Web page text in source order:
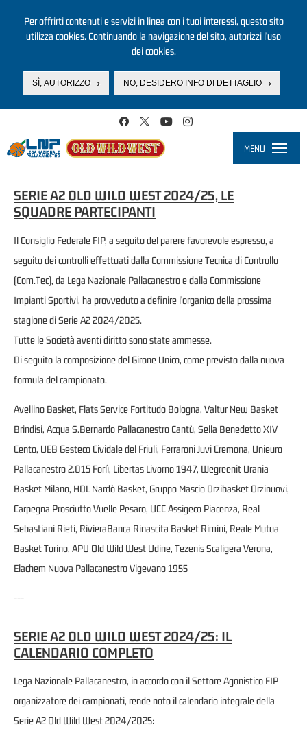
Per offrirti contenuti e servizi in linea con i tuoi interessi, questo sito
utilizza cookies. Continuando la navigazione del sito, autorizzi l’uso
dei cookies.
SÌ, AUTORIZZO NO, DESIDERO INFO DI DETTAGLIO
MENU
SERIE A2 OLD WILD WEST 2024/25, LE
SQUADRE PARTECIPANTI
Il Consiglio Federale FIP, a seguito del parere favorevole espresso, a
seguito dei controlli effettuati dalla Commissione Tecnica di Controllo
(Com.Tec), da Lega Nazionale Pallacanestro e dalla Commissione
Impianti Sportivi, ha provveduto a definire l'organico della prossima
stagione di Serie A2 2024/2025.
Tutte le Società aventi diritto sono state ammesse.
Di seguito la composizione del Girone Unico, come previsto dalla nuova
formula del campionato.
Avellino Basket, Flats Service ​Fortitudo Bologna, Valtur New Basket
Brindisi, Acqua S.Bernardo Pallacanestro Cantù, Sella Benedetto XIV
Cento, UEB Gesteco Cividale del Friuli, Ferraroni Juvi Cremona, Unieuro
Pallacanestro 2.015 Forlì, Libertas Livorno 1947, Wegreenit Urania
Basket Milano, HDL Nardò Basket, Gruppo Mascio Orzibasket Orzinuovi,
Carpegna Prosciutto Vuelle Pesaro, UCC Assigeco Piacenza, Real
Sebastiani Rieti, RivieraBanca Rinascita Basket Rimini, Reale Mutua
Basket Torino, APU Old Wild West Udine, Tezenis Scaligera Verona,
Elachem Nuova Pallacanestro Vigevano 1955
---
SERIE A2 OLD WILD WEST 2024/25: IL
CALENDARIO COMPLETO
Lega Nazionale Pallacanestro, in accordo con il Settore Agonistico FIP
organizzatore dei campionati, rende noto il calendario integrale della
Serie A2 Old Wild West 2024/2025: